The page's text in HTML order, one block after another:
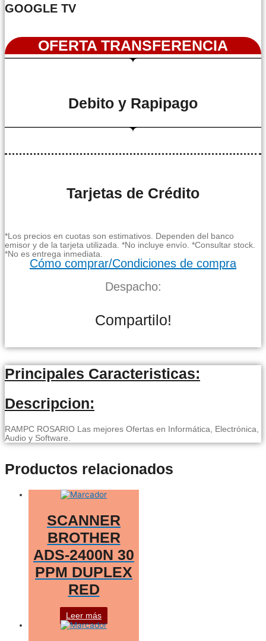
GOOGLE TV
OFERTA TRANSFERENCIA
Debito y Rapipago
Tarjetas de Crédito
*Los precios en cuotas son estimativos. Dependen del banco
emisor y de la tarjeta utilizada. *No incluye envío. *Consultar stock.
*No es entrega inmediata.
Cómo comprar/Condiciones de compra
Despacho:
Compartilo!
Principales Caracteristicas:
Descripcion:
RAMPC ROSARIO Las mejores Ofertas en Informática, Electrónica,
Audio y Software.
Productos relacionados
SCANNER
BROTHER
ADS-2400N 30
PPM DUPLEX
RED
Leer más